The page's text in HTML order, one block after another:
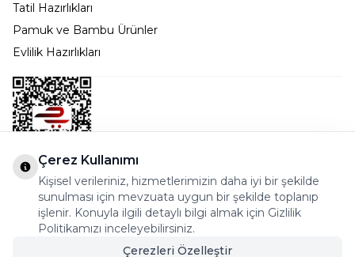
Tatil Hazırlıkları
Pamuk ve Bambu Ürünler
Evlilik Hazırlıkları
Bostancı Mah. Dar yol Sok. Safir sitesi 5/1 B Blok
Kadıköy - İSTANBUL
info@cekmeceonline.com
Çerez Kullanımı
Kişisel verileriniz, hizmetlerimizin daha iyi bir şekilde
sunulması için mevzuata uygun bir şekilde toplanıp
işlenir. Konuyla ilgili detaylı bilgi almak için Gizlilik
Politikamızı inceleyebilirsiniz.
Çerezleri Özelleştir